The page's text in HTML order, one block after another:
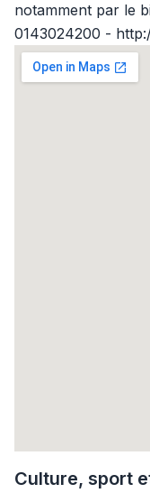
notamment par le
0143024200 -
Culture, sport